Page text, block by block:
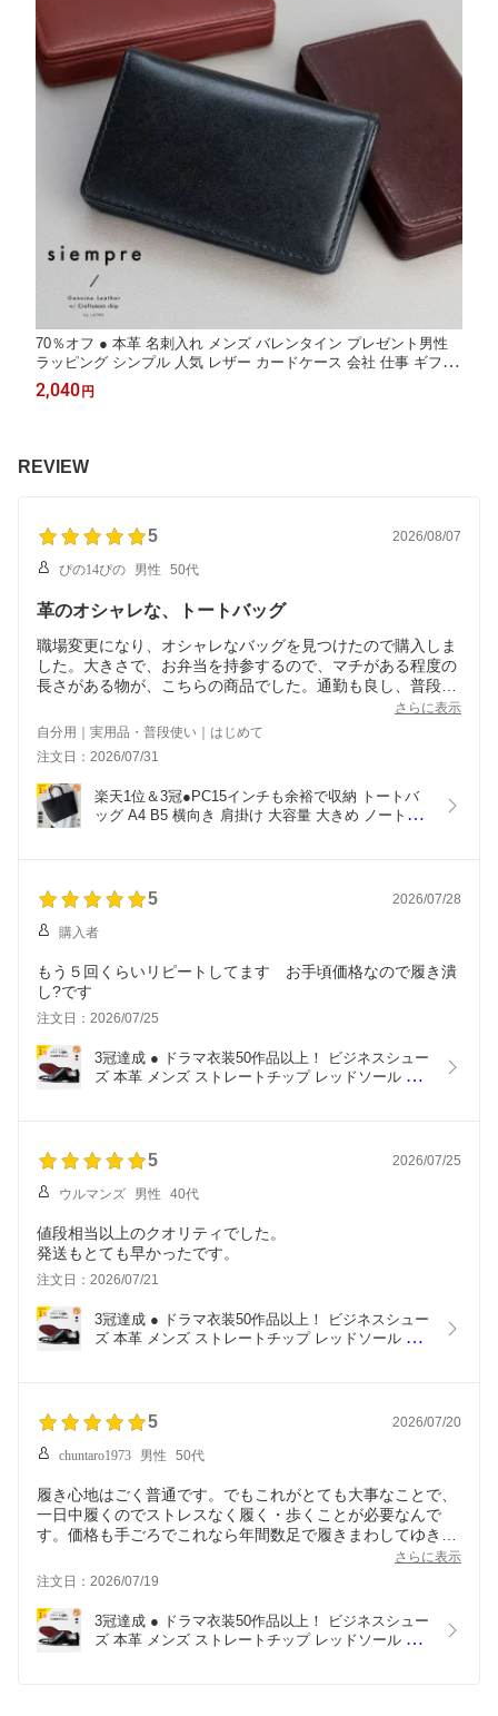
70％オフ ● 本革 名刺入れ メンズ バレンタイン プレゼント男性
ラッピング シンプル 人気 レザー カードケース 会社 仕事 ギフト
贈り物 ボックス型 マチ 折れない ブラック ブラウン ダークブラ
ウン ビジネス siempre
2,040 円
REVIEW
5 2026/08/07
ぴの14ぴの 男性 50代
革のオシャレな、トートバッグ
職場変更になり、オシャレなバッグを見つけたので購入しま
した。大きさで、お弁当を持参するので、マチがある程度の
長さがある物が、こちらの商品でした。通勤も良し、普段使
いにも問題無しです。表面の革の仕上げがとっても良いで
す。革製品なので、定期的にメンテナンスして、長く使用し
て行きたいです。
さらに表示
自分用｜実用品・普段使い｜はじめて
注文日：2026/07/31
楽天1位＆3冠●PC15インチも余裕で収納 トートバ
ッグ A4 B5 横向き 肩掛け 大容量 大きめ ノートパ
5 2026/07/28
購入者
もう５回くらいリピートしてます お手頃価格なので履き潰
し?です
注文日：2026/07/25
3冠達成 ● ドラマ衣装50作品以上！ ビジネスシュー
ズ 本革 メンズ ストレートチップ レッドソール 内
5 2026/07/25
ウルマンズ 男性 40代
値段相当以上のクオリティでした。
発送もとても早かったです。
注文日：2026/07/21
3冠達成 ● ドラマ衣装50作品以上！ ビジネスシュー
ズ 本革 メンズ ストレートチップ レッドソール 内
5 2026/07/20
chuntaro1973 男性 50代
履き心地はごく普通です。でもこれがとても大事なことで、
一日中履くのでストレスなく履く・歩くことが必要なんで
す。価格も手ごろでこれなら年間数足で履きまわしてゆきた
さらに表示
注文日：2026/07/19
3冠達成 ● ドラマ衣装50作品以上！ ビジネスシュー
ズ 本革 メンズ ストレートチップ レッドソール 内